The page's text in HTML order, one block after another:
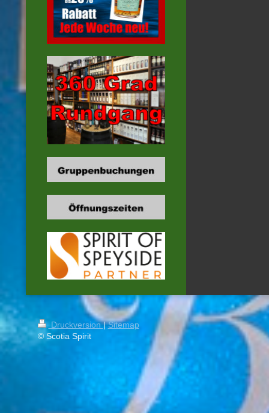
Druckversion| Sitemap
© Scotia Spirit